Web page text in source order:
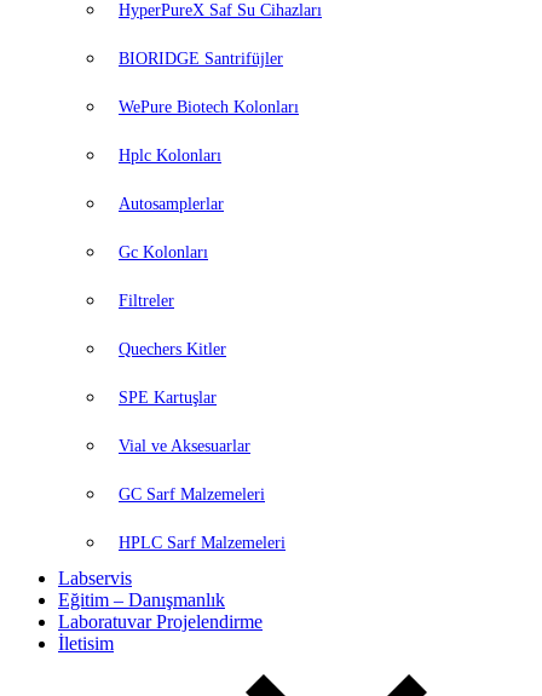
HyperPureX Saf Su Cihazları
BIORIDGE Santrifüjler
WePure Biotech Kolonları
Hplc Kolonları
Autosamplerlar
Gc Kolonları
Filtreler
Quechers Kitler
SPE Kartuşlar
Vial ve Aksesuarlar
GC Sarf Malzemeleri
HPLC Sarf Malzemeleri
Labservis
Eğitim – Danışmanlık
Laboratuvar Projelendirme
İletisim